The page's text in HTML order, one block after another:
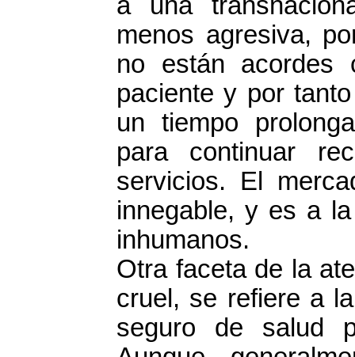
menos agresiva,
no están acordes
paciente y por
un tiempo
para continuar
servicios. El
innegable, y es a
inhumanos.
Otra faceta de la
cruel, se refiere a
seguro de salud